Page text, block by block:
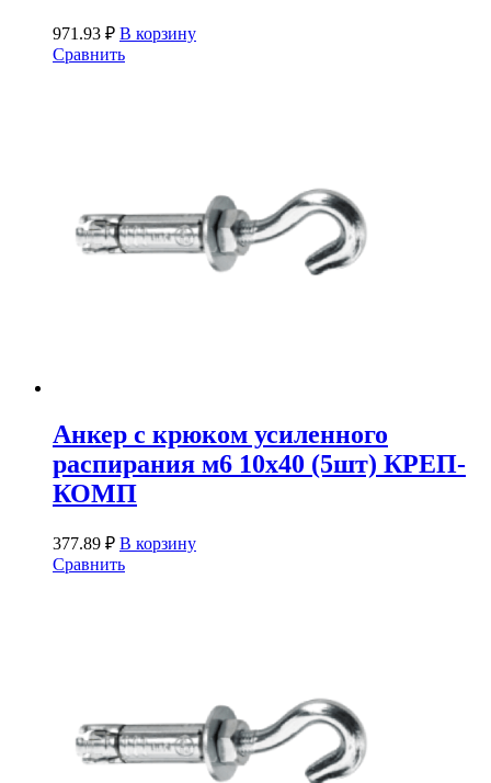
971.93 ₽ В корзину
Сравнить
Анкер с крюком усиленного
распирания м6 10х40 (5шт) КРЕП-
КОМП
377.89 ₽ В корзину
Сравнить